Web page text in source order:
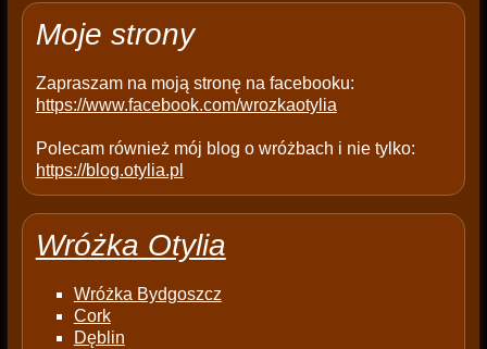
y
Moje strony
Zapraszam na moją stronę na facebooku:
https://www.facebook.com/wrozkaotylia
Polecam również mój blog o wróżbach i nie tylko:
https://blog.otylia.pl
Wróżka Otylia
Wróżka Bydgoszcz
Cork
Dęblin